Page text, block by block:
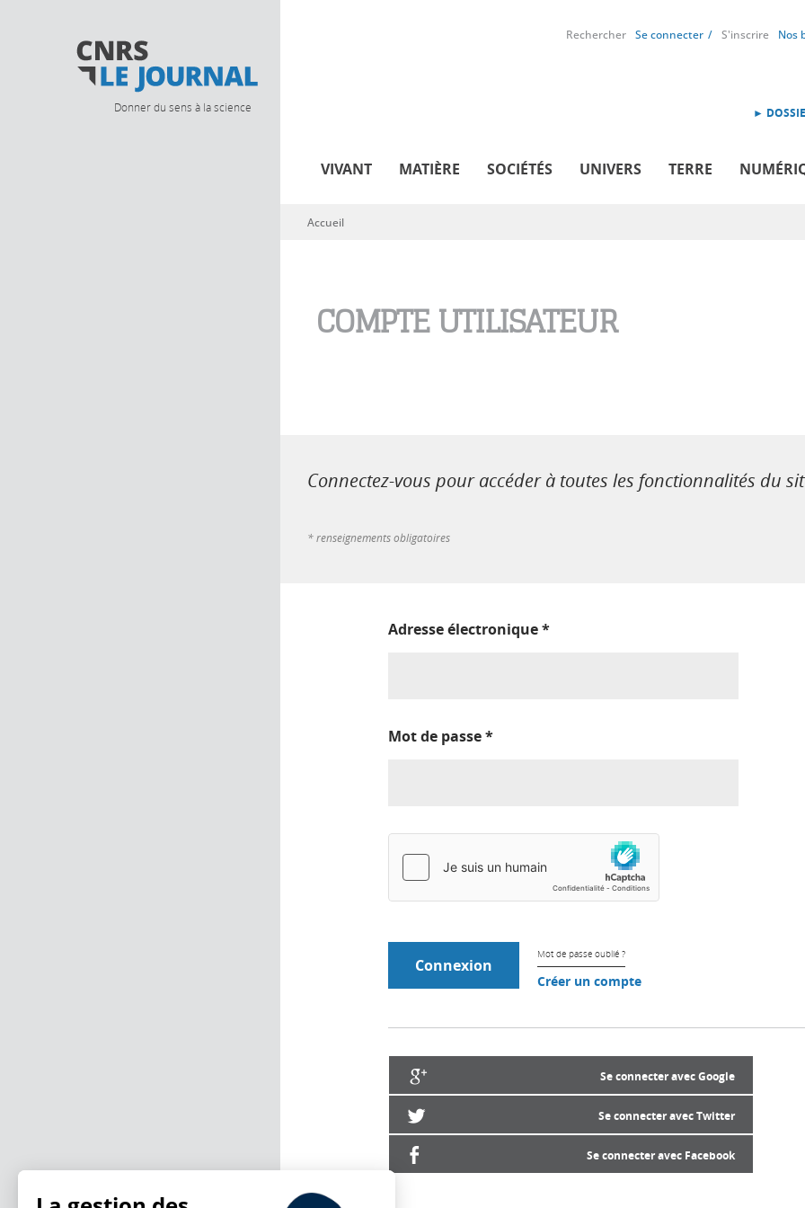
Donner du sens à la science
Rechercher Se connecter S'inscrire Nos
►
VIVANT MATIÈRE SOCIÉTÉS UNIVERS TERRE
Vous êtes ici
Accueil
COMPTE UTILISATEUR
Connectez-vous pour accéder à toutes les fonctionnalités du
* renseignements obligatoires
Adresse électronique*
Mot de passe*
Mot de passe oublié ?
Créer un compte
Se connecter avec Google
Se connecter avec Twitter
Se connecter avec Facebook